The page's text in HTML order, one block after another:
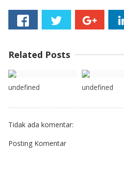
Related Posts
undefined undefined
Tidak ada komentar:
Posting Komentar